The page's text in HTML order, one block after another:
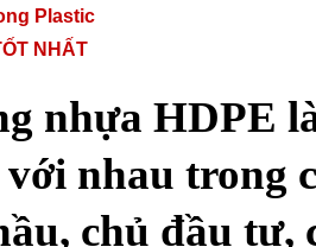
Plastic
NHẤT
nhựa HDPE
nhau trong
chủ đầu tư,